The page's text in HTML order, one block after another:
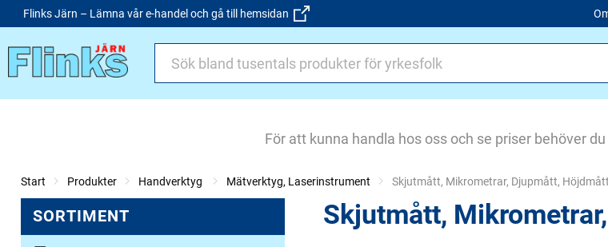
Flinks Järn – Lämna vår e-handel och gå till hemsidan
För att kunna handla hos oss och se priser behöver du
Start Produkter Handverktyg Mätverktyg, Laserinstrument Current:
Skjutmått, Mikrometrar, Djupmått, Höjdmått
SORTIMENT Skjutmått,